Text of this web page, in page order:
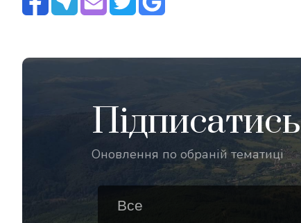
Підписатись
Оновлення по обраній тематиці